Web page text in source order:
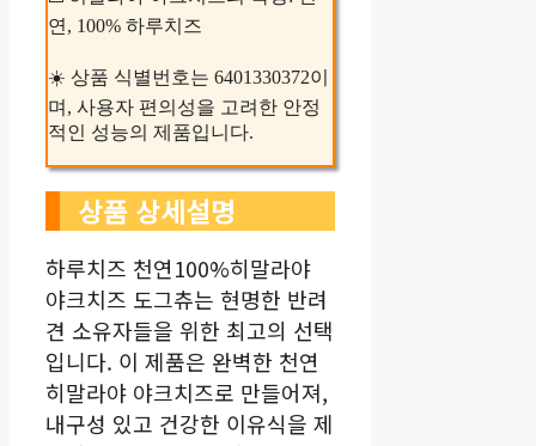
연, 100% 하루치즈
☀️ 상품 식별번호는 6401330372이
며, 사용자 편의성을 고려한 안정
적인 성능의 제품입니다.
상품 상세설명
하루치즈 천연100%히말라야
야크치즈 도그츄는 현명한 반려
견 소유자들을 위한 최고의 선택
입니다. 이 제품은 완벽한 천연
히말라야 야크치즈로 만들어져,
내구성 있고 건강한 이유식을 제